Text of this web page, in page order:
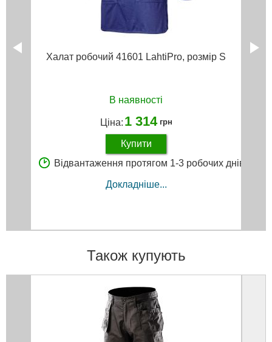
Халат робочий 41601 LahtiPro, розмір S
В наявності
Ціна: 1 314 грн
Купити
Відвантаження протягом 1-3 робочих днів
Докладніше...
Також купують